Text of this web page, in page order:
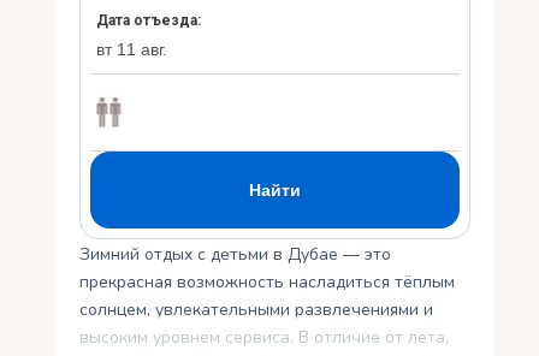
Зимний отдых с детьми в Дубае — это
прекрасная возможность насладиться тёплым
солнцем, увлекательными развлечениями и
высоким уровнем сервиса. В отличие от лета,